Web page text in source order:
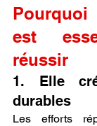
est
réussir
1. Elle
durables
Les efforts